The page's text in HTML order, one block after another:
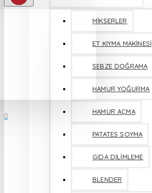
MİKSERLER
ET KIYMA MAKİNESİ
SEBZE DOĞRAMA
HAMUR YOĞURMA
HAMUR AÇMA
PATATES SOYMA
GIDA DİLİMLEME
BLENDER